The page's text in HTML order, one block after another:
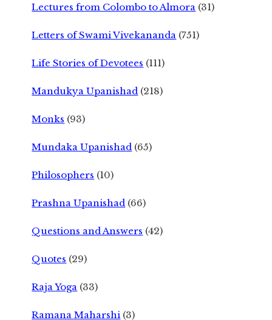
Lectures from Colombo to Almora (31)
Letters of Swami Vivekananda (751)
Life Stories of Devotees (111)
Mandukya Upanishad (218)
Monks (93)
Mundaka Upanishad (65)
Philosophers (10)
Prashna Upanishad (66)
Questions and Answers (42)
Quotes (29)
Raja Yoga (33)
Ramana Maharshi (3)